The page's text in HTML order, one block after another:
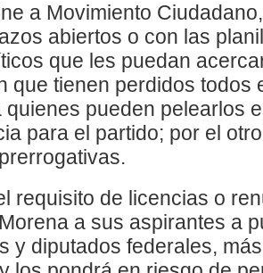
a Movimiento
abiertos o con las
que les puedan
que tienen perdidos todos
quienes pueden pelearlos
para el partido; por el
requisito de licencias o
a sus aspirantes a
y diputados federales,